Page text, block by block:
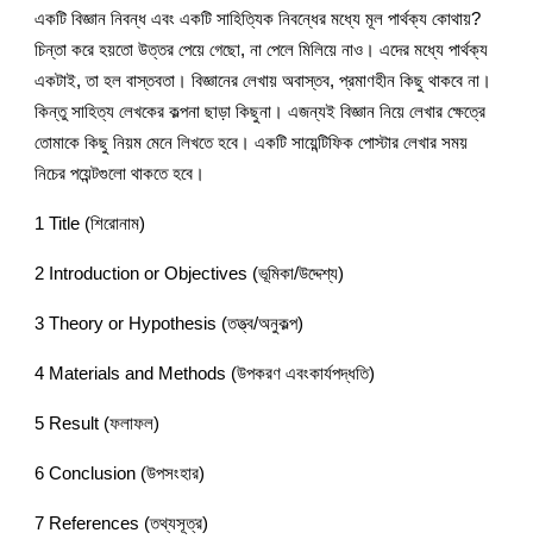
একটি বিজ্ঞান নিবন্ধ এবং একটি সাহিত্যিক নিবন্ধের মধ্যে মূল পার্থক্য কোথায়?
চিন্তা করে হয়তো উত্তর পেয়ে গেছো, না পেলে মিলিয়ে নাও। এদের মধ্যে পার্থক্য
একটাই, তা হল বাস্তবতা। বিজ্ঞানের লেখায় অবাস্তব, প্রমাণহীন কিছু থাকবে না।
কিন্তু সাহিত্য লেখকের কল্পনা ছাড়া কিছুনা। এজন্যই বিজ্ঞান নিয়ে লেখার ক্ষেত্রে
তোমাকে কিছু নিয়ম মেনে লিখতে হবে। একটি সায়েন্টিফিক পোস্টার লেখার সময়
নিচের পয়েন্টগুলো থাকতে হবে।
1 Title (শিরোনাম)
2 Introduction or Objectives (ভূমিকা/উদ্দেশ্য)
3 Theory or Hypothesis (তত্ত্ব/অনুকল্প)
4 Materials and Methods (উপকরণ এবংকার্যপদ্ধতি)
5 Result (ফলাফল)
6 Conclusion (উপসংহার)
7 References (তথ্যসূত্র)